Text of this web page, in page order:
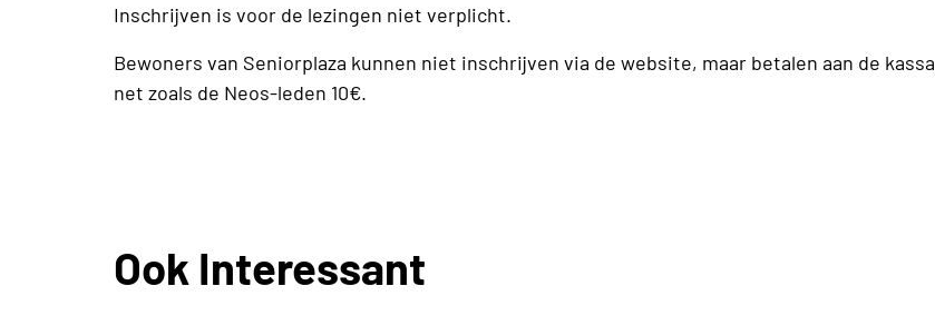
Inschrijven is voor de lezingen niet verplicht.
Bewoners van Seniorplaza kunnen niet inschrijven via de website, maar betalen aan de kassa
net zoals de Neos-leden 10€.
Ook Interessant